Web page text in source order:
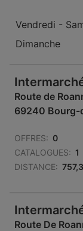
Vendredi -
Dimanche
Route de
69240 Bourg-
OFFRES: 0
CATALOGUES: 1
DISTANCE:
Route De